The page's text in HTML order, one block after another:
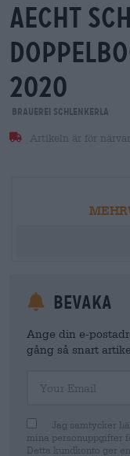
aecht
2020
Brauerei Schlenkerla
Artikeln är för
Bevaka
Ange din e-
gång så snart
Jag samtycker
mina personuppgifter
Detta kundkonto ger